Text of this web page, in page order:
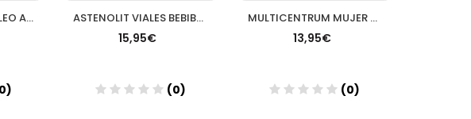
PRANAROM PROPOLEO AMPLIO ESPECTRO CARAMELOS 24 ASTENOLIT VIALES BEBIBLES 12 VIAL
15,95€
(0)
MULTICENTRUM MUJER 30 COMP
13,95€
(0)